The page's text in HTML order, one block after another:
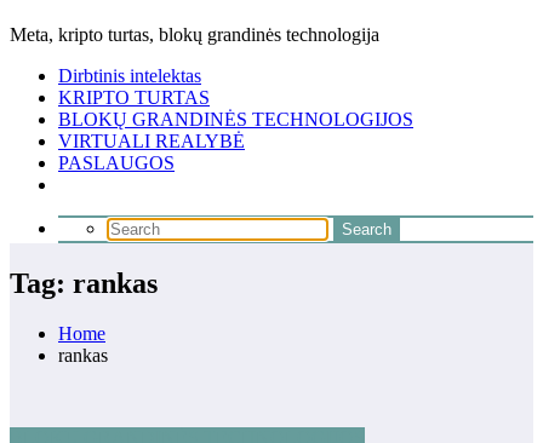
Meta, kripto turtas, blokų grandinės technologija
Dirbtinis intelektas
KRIPTO TURTAS
BLOKŲ GRANDINĖS TECHNOLOGIJOS
VIRTUALI REALYBĖ
PASLAUGOS
Tag: rankas
Home
rankas